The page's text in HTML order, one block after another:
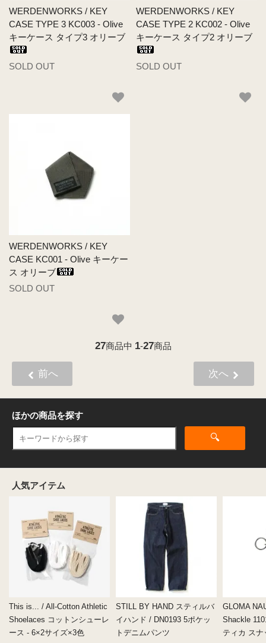
WERDENWORKS / KEY
CASE TYPE 3 KC003 - Olive
キーケース タイプ3 オリーブ
SOLD OUT
WERDENWORKS / KEY
CASE TYPE 2 KC002 - Olive
キーケース タイプ2 オリーブ
SOLD OUT
WERDENWORKS / KEY
CASE KC001 - Olive キーケー
ス オリーブ
SOLD OUT
27商品中 1-27商品
前へ 次へ
ほかの商品を探す
🔍
人気アイテム
This is... / All-Cotton Athletic
Shoelaces コットンシューレ
ース - 6×2サイズ×3色
STILL BY HAND スティルバ
イハンド / DN0193 5ポケッ
トデニムパンツ
GLOMA
Shackle
ティカ ス